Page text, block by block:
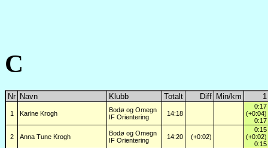
C
Nr Navn Klubb Totalt Diff Min/km 1
1 Karine Krogh
Bodø og Omegn
IF Orientering
14:18
0:17
(+0:04)
0:17
2 Anna Tune Krogh
Bodø og Omegn
IF Orientering
14:20 (+0:02)
0:15
(+0:02)
0:15